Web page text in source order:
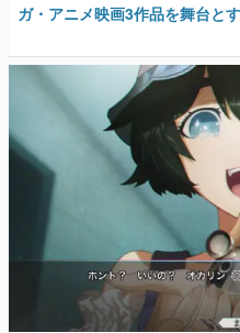
ガ・アニメ映画3作品を舞台と